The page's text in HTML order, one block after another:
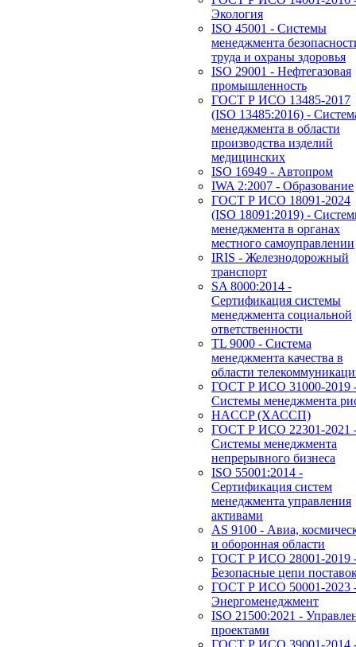
Экология
ISO 45001 - Системы
менеджмента
труда и охраны здоровья
ISO 29001 - Нефтегазовая
промышленность
ГОСТ Р ИСО 13485-2017
(ISO 13485:2016) -
менеджмента в области
производства изделий
медицинских
ISO 16949 - Автопром
IWA 2:2007 - Образование
ГОСТ Р ИСО 18091-2024
(ISO 18091:2019) -
менеджмента в органах
местного самоуправлении
IRIS - Железнодорожный
транспорт
SA 8000:2014 -
Сертификация системы
менеджмента социальной
ответственности
TL 9000 - Система
менеджмента качества в
области
ГОСТ Р ИСО 31000-2019
Системы менеджмента
HACCP (ХАССП)
ГОСТ Р ИСО 22301-2021
Системы менеджмента
непрерывного бизнеса
ISO 55001:2014 -
Сертификация систем
менеджмента управления
активами
AS 9100 - Авиа,
и оборонная области
ГОСТ Р ИСО 28001-2019
Безопасные цепи
ГОСТ Р ИСО 50001-2023
Энергоменеджмент
ISO 21500:2021 -
проектами
ГОСТ Р ИСО 39001-2014